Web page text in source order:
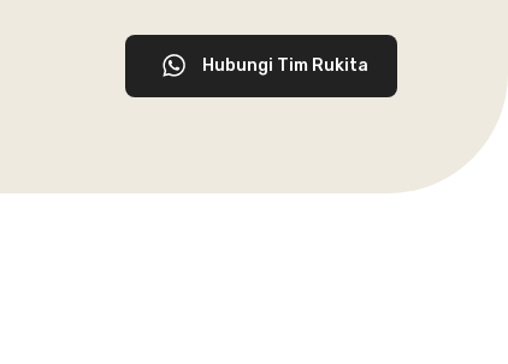
Hubungi Tim Rukita